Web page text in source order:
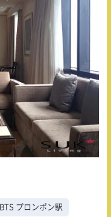
BTS プロンポン駅